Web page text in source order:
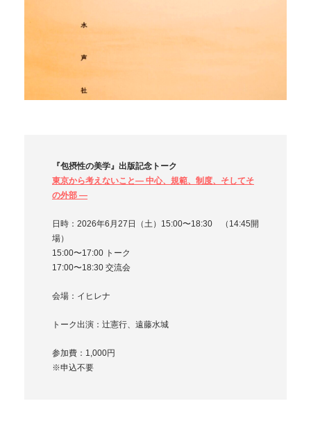
『包摂性の美学』出版記念トーク
東京から考えないこと― 中心、規範、制度、そしてそ
の外部 ―
日時：2026年6月27日（土）15:00〜18:30 （14:45開
場）
15:00〜17:00 トーク
17:00〜18:30 交流会
会場：イヒレナ
トーク出演：辻憲行、遠藤水城
参加費：1,000円
※申込不要